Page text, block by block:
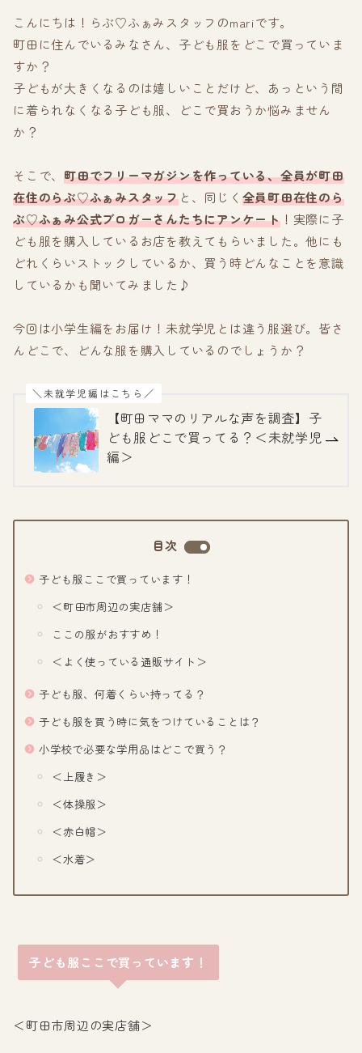
こんにちは！らぶ♡ふぁみスタッフのmariです。
町田に住んでいるみなさん、子ども服をどこで買っていま
すか？
子どもが大きくなるのは嬉しいことだけど、あっという間
に着られなくなる子ども服、どこで買おうか悩みません
か？
そこで、 町田でフリーマガジンを作っている、全員が町田
在住のらぶ♡ふぁみスタッフと、同じく 全員町田在住のら
ぶ♡ふぁみ公式ブロガーさんたちにアンケート！実際に子
ども服を購入しているお店を教えてもらいました。他にも
どれくらいストックしているか、買う時どんなことを意識
しているかも聞いてみました♪
今回は小学生編をお届け！未就学児とは違う服選び。皆さ
んどこで、どんな服を購入しているのでしょうか？
＼未就学児編はこちら／
【町田ママのリアルな声を調査】子
ども服どこで買ってる？＜未就学児
編＞
目次
子ども服ここで買っています！
＜町田市周辺の実店舗＞
ここの服がおすすめ！
＜よく使っている通販サイト＞
子ども服、何着くらい持ってる？
子ども服を買う時に気をつけていることは？
小学校で必要な学用品はどこで買う？
＜上履き＞
＜体操服＞
＜赤白帽＞
＜水着＞
子ども服ここで買っています！
＜町田市周辺の実店舗＞